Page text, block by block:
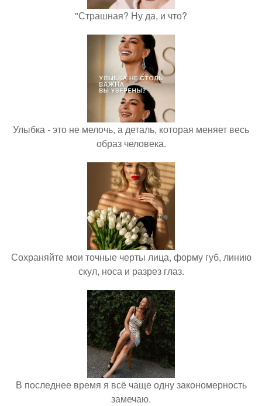
"Страшная? Ну да, и что?
Улыбка - это не мелочь, а деталь, которая меняет весь
образ человека.
Сохраняйте мои точные черты лица, форму губ, линию
скул, носа и разрез глаз.
В последнее время я всё чаще одну закономерность
замечаю.